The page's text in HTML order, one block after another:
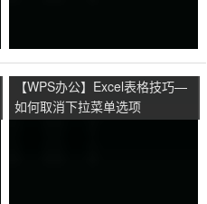
【WPS办公】Excel表格技巧—
如何取消下拉菜单选项